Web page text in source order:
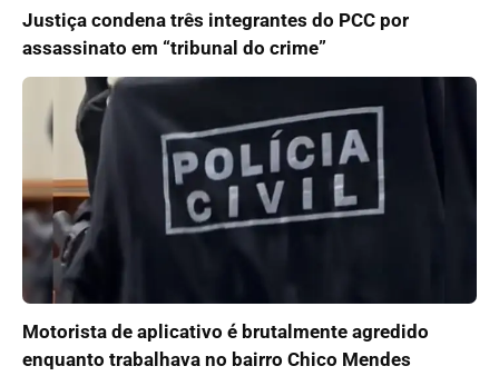
Justiça condena três integrantes do PCC por
assassinato em “tribunal do crime”
Motorista de aplicativo é brutalmente agredido
enquanto trabalhava no bairro Chico Mendes